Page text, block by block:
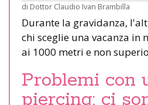
di Dottor Claudio Ivan Brambilla
Durante la gravidanza,
chi sceglie una vacanza in
ai 1000 metri e non
Problemi con
piercing: ci